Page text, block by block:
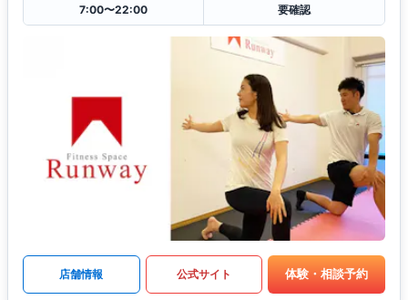
7:00〜22:00
要確認
店舗情報 公式サイト 体験・相談予約